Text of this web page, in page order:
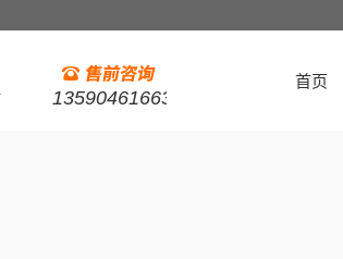
13590461663
首页